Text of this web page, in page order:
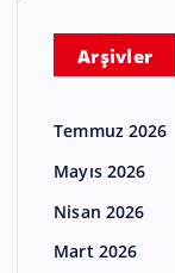
Arşivler
Temmuz 2026
Mayıs 2026
Nisan 2026
Mart 2026